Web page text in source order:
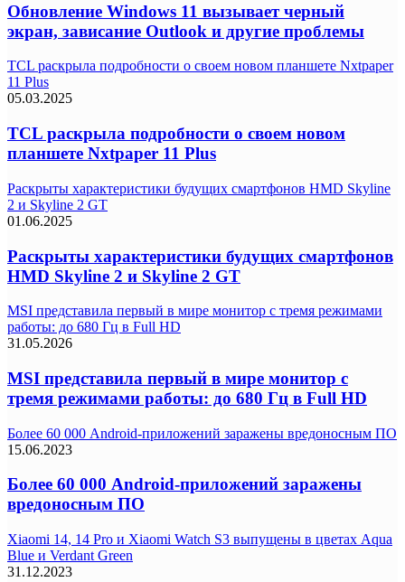
Обновление Windows 11 вызывает черный
экран, зависание Outlook и другие проблемы
TCL раскрыла подробности о своем новом планшете Nxtpaper
11 Plus
05.03.2025
TCL раскрыла подробности о своем новом
планшете Nxtpaper 11 Plus
Раскрыты характеристики будущих смартфонов HMD Skyline
2 и Skyline 2 GT
01.06.2025
Раскрыты характеристики будущих смартфонов
HMD Skyline 2 и Skyline 2 GT
MSI представила первый в мире монитор с тремя режимами
работы: до 680 Гц в Full HD
31.05.2026
MSI представила первый в мире монитор с
тремя режимами работы: до 680 Гц в Full HD
Более 60 000 Android-приложений заражены вредоносным ПО
15.06.2023
Более 60 000 Android-приложений заражены
вредоносным ПО
Xiaomi 14, 14 Pro и Xiaomi Watch S3 выпущены в цветах Aqua
Blue и Verdant Green
31.12.2023